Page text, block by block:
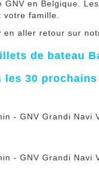
en Belgique.
famille.
en aller retour sur
de bateau
les 30
- GNV Grandi Navi
- GNV Grandi Navi